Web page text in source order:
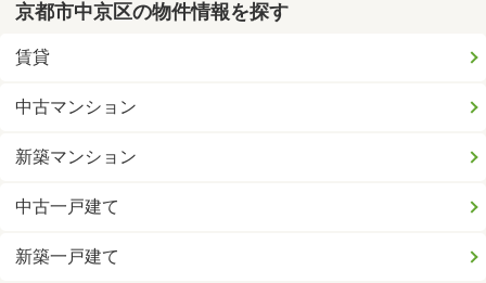
京都市中京区の物件情報を探す
賃貸
中古マンション
新築マンション
中古一戸建て
新築一戸建て